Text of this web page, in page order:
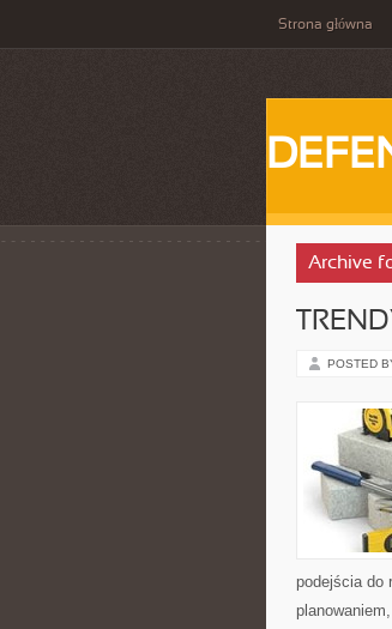
Strona główna
Archive
POSTED
podejścia do